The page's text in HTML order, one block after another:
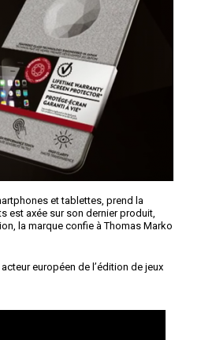
et tablettes, prend la
est axée sur son dernier produit,
la marque confie à Thomas Marko
européen de l’édition de jeux